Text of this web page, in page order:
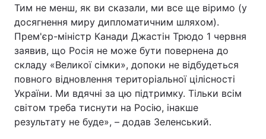
Тим не менш, як ви сказали, ми все ще віримо (у
досягнення миру дипломатичним шляхом).
Прем'єр-міністр Канади Джастін Трюдо 1 червня
заявив, що Росія не може бути повернена до
складу «Великої сімки», допоки не відбудеться
повного відновлення територіальної цілісності
України. Ми вдячні за цю підтримку. Тільки всім
світом треба тиснути на Росію, інакше
результату не буде», – додав Зеленський.